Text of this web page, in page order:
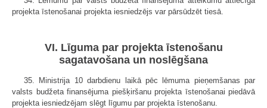
projekta īstenošanai projekta iesniedzējs var pārsūdzēt tiesā.
VI. Līguma par projekta īstenošanu
sagatavošana un noslēgšana
35. Ministrija 10 darbdienu laikā pēc lēmuma pieņemšanas par
valsts budžeta finansējuma piešķiršanu projekta īstenošanai piedāvā
projekta iesniedzējam slēgt līgumu par projekta īstenošanu.